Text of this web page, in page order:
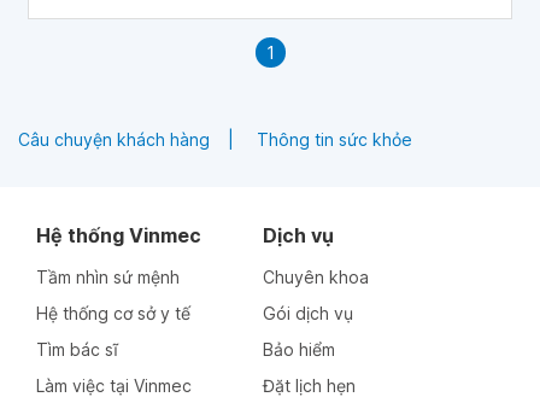
1
Câu chuyện khách hàng Thông tin sức khỏe
Hệ thống Vinmec
Tầm nhìn sứ mệnh
Hệ thống cơ sở y tế
Tìm bác sĩ
Làm việc tại Vinmec
Dịch vụ
Chuyên khoa
Gói dịch vụ
Bảo hiểm
Đặt lịch hẹn